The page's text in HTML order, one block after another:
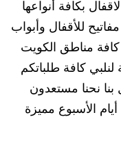
بكافة أنواعها
للأقفال وأبواب
مناطق الكويت
كافة طلباتكم
نحنا مستعدون
وبكامل أيام الأسبوع مميزة